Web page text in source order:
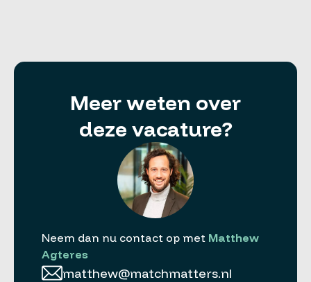
Meer weten over
deze vacature?
Neem dan nu contact op met Matthew
Agteres
matthew@matchmatters.nl